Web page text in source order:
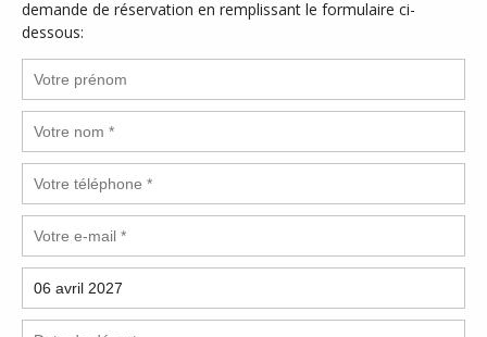
demande de réservation en remplissant le formulaire ci-
dessous: